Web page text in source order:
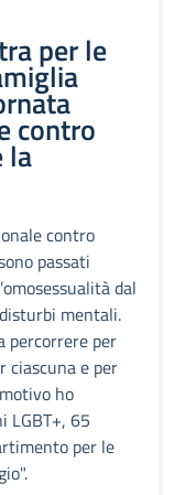
per le
contro
la
contro
passati
dal
mentali.
percorrere per
e per
ho
LGBT+, 65
per le